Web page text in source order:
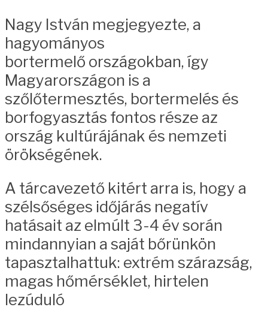
Nagy István megjegyezte, a
hagyományos
bortermelő országokban, így
Magyarországon is a
szőlőtermesztés, bortermelés és
borfogyasztás fontos része az
ország kultúrájának és nemzeti
örökségének.
A tárcavezető kitért arra is, hogy a
szélsőséges időjárás negatív
hatásait az elmúlt 3-4 év során
mindannyian a saját bőrünkön
tapasztalhattuk: extrém szárazság,
magas hőmérséklet, hirtelen
lezúduló